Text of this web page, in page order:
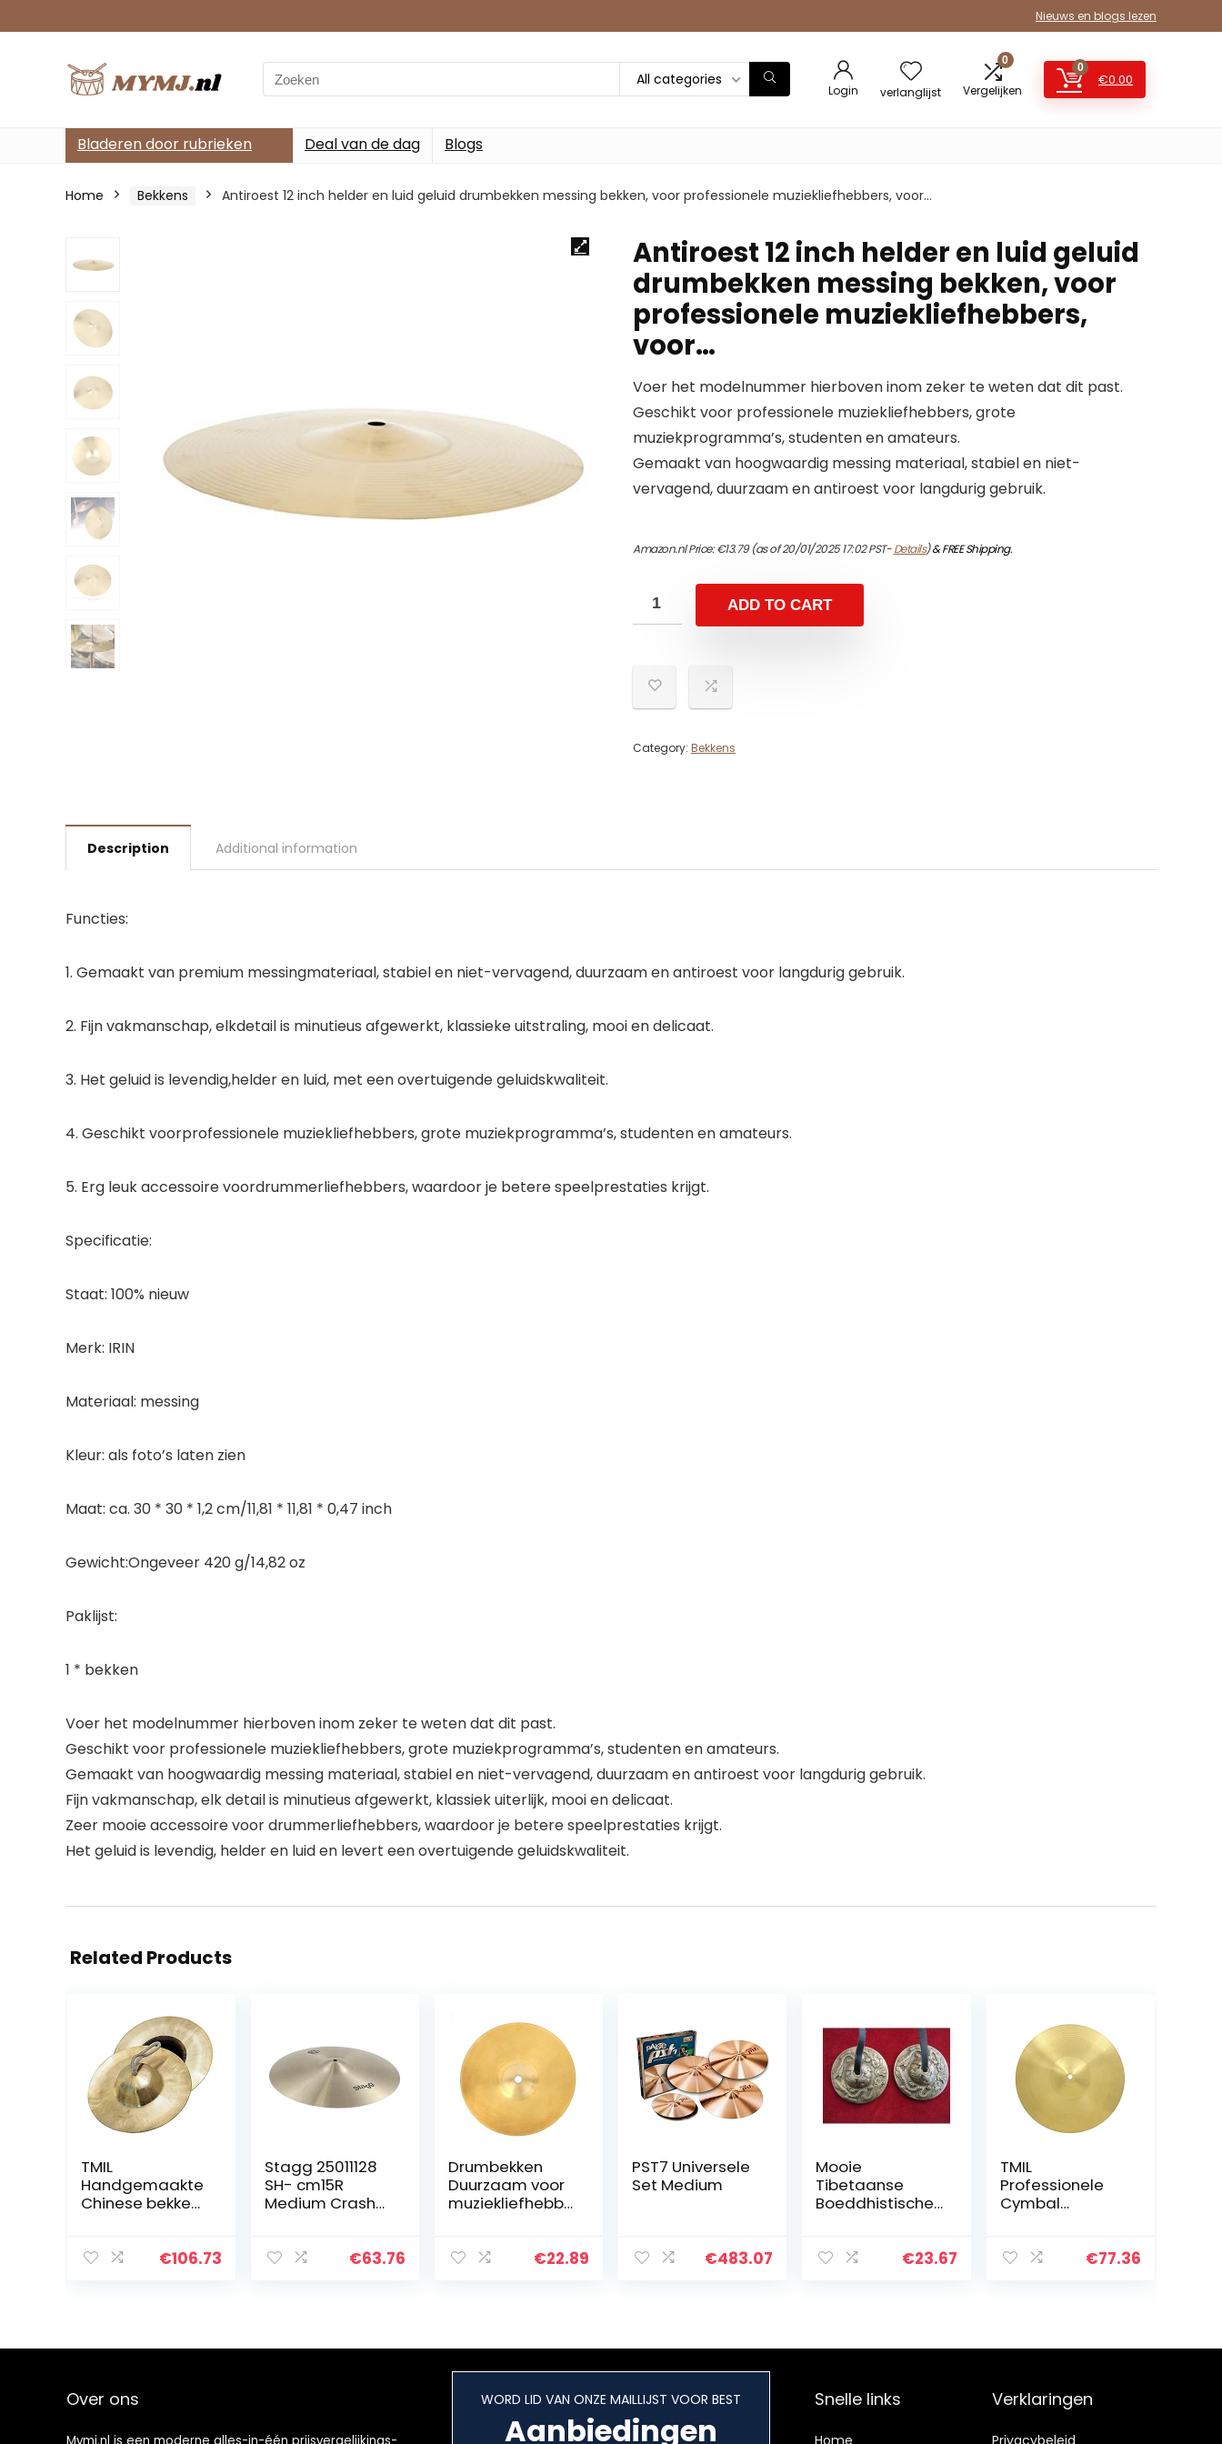
Nieuws en blogs lezen
Search
for:
All categories
Login verlanglijst
0
Vergelijken
0
€0.00
Bladeren door rubrieken Deal van de dag Blogs
Home Bekkens Antiroest 12 inch helder en luid geluid drumbekken messing bekken, voor professionele muziekliefhebbers, voor…
Antiroest 12 inch helder en luid geluid
drumbekken messing bekken, voor
professionele muziekliefhebbers,
voor…
Voer het modelnummer hierboven inom zeker te weten dat dit past.
Geschikt voor professionele muziekliefhebbers, grote
muziekprogramma’s, studenten en amateurs.
Gemaakt van hoogwaardig messing materiaal, stabiel en niet-
vervagend, duurzaam en antiroest voor langdurig gebruik.
Amazon.nl Price:€13.79(as of 20/01/2025 17:02 PST-Details)&FREE Shipping.
ADD TO CART
Category: Bekkens
Description Additional information
Functies:
1. Gemaakt van premium messingmateriaal, stabiel en niet-vervagend, duurzaam en antiroest voor langdurig gebruik.
2. Fijn vakmanschap, elkdetail is minutieus afgewerkt, klassieke uitstraling, mooi en delicaat.
3. Het geluid is levendig,helder en luid, met een overtuigende geluidskwaliteit.
4. Geschikt voorprofessionele muziekliefhebbers, grote muziekprogramma’s, studenten en amateurs.
5. Erg leuk accessoire voordrummerliefhebbers, waardoor je betere speelprestaties krijgt.
Specificatie:
Staat: 100% nieuw
Merk: IRIN
Materiaal: messing
Kleur: als foto’s laten zien
Maat: ca. 30 * 30 * 1,2 cm/11,81 * 11,81 * 0,47 inch
Gewicht:Ongeveer 420 g/14,82 oz
Paklijst:
1 * bekken
Voer het modelnummer hierboven inom zeker te weten dat dit past.
Geschikt voor professionele muziekliefhebbers, grote muziekprogramma’s, studenten en amateurs.
Gemaakt van hoogwaardig messing materiaal, stabiel en niet-vervagend, duurzaam en antiroest voor langdurig gebruik.
Fijn vakmanschap, elk detail is minutieus afgewerkt, klassiek uiterlijk, mooi en delicaat.
Zeer mooie accessoire voor drummerliefhebbers, waardoor je betere speelprestaties krijgt.
Het geluid is levendig, helder en luid en levert een overtuigende geluidskwaliteit.
Related Products
TMIL
Handgemaakte
Chinese bekken,
volume bekken
€106.73
Stagg 25011128
SH- cm15R
Medium Crash
€63.76
Drumbekken
Duurzaam voor
muziekliefhebbe
€22.89
PST7 Universele
Set Medium
€483.07
Mooie
Tibetaanse
Boeddhistische
Reik, Ik Ruimte
€23.67
TMIL
Professionele
Cymbal
10/14/18/20 inch
€77.36
Over ons WORD LID VAN ONZE MAILLIJST VOOR BEST
Aanbiedingen
Snelle links
Home
Verklaringen
Privacybeleid